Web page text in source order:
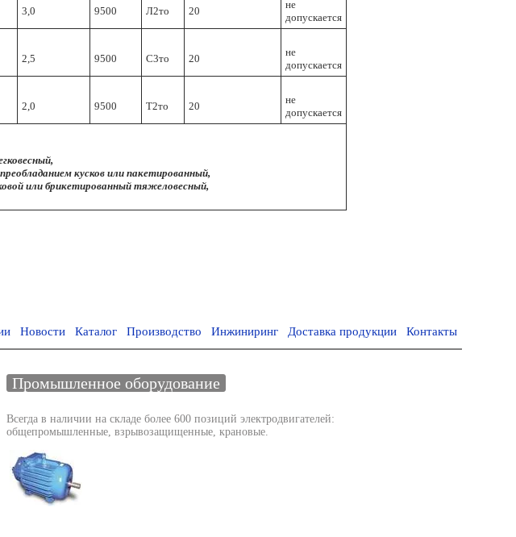
3,0 9500 Л2тo 20
не
допускается
2,5 9500 С3тo 20
не
допускается
2,0 9500 T2тo 20
не
допускается
кусков или пакетированный,
или брикетированный тяжеловесный,
Новости Каталог Производство Инжиниринг Доставка продукции Контакты
Промышленное оборудование
Всегда в наличии на складе более 600 позиций электродвигателей:
общепромышленные, взрывозащищенные, крановые.